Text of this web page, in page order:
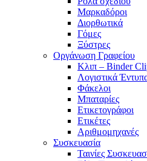
Μαρκαδόροι
Διορθωτικά
Γόμες
Ξύστρες
Οργάνωση Γραφείου
Κλιπ – Binder
Λογιστικά
Φάκελοι
Μπαταρίες
Ετικετογράφοι
Ετικέτες
Αριθμομηχανές
Συσκευασία
Ταινίες